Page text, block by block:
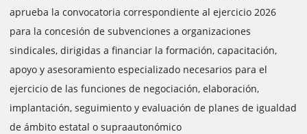
aprueba la convocatoria correspondiente al ejercicio 2026
para la concesión de subvenciones a organizaciones
sindicales, dirigidas a financiar la formación, capacitación,
apoyo y asesoramiento especializado necesarios para el
ejercicio de las funciones de negociación, elaboración,
implantación, seguimiento y evaluación de planes de igualdad
de ámbito estatal o supraautonómico